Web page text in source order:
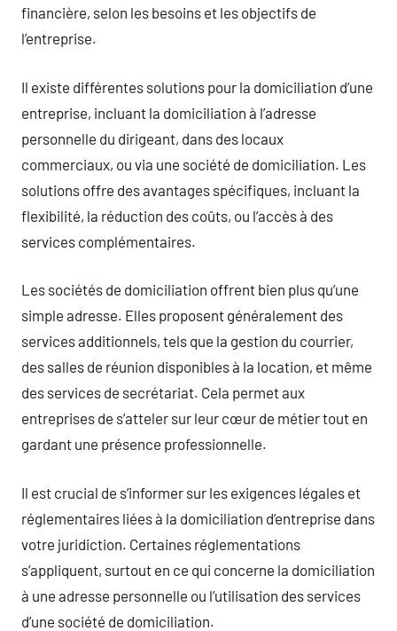
financière, selon les besoins et les objectifs de
l’entreprise.
Il existe différentes solutions pour la domiciliation d’une
entreprise, incluant la domiciliation à l’adresse
personnelle du dirigeant, dans des locaux
commerciaux, ou via une société de domiciliation. Les
solutions offre des avantages spécifiques, incluant la
flexibilité, la réduction des coûts, ou l’accès à des
services complémentaires.
Les sociétés de domiciliation offrent bien plus qu’une
simple adresse. Elles proposent généralement des
services additionnels, tels que la gestion du courrier,
des salles de réunion disponibles à la location, et même
des services de secrétariat. Cela permet aux
entreprises de s’atteler sur leur cœur de métier tout en
gardant une présence professionnelle.
Il est crucial de s’informer sur les exigences légales et
réglementaires liées à la domiciliation d’entreprise dans
votre juridiction. Certaines réglementations
s’appliquent, surtout en ce qui concerne la domiciliation
à une adresse personnelle ou l’utilisation des services
d’une société de domiciliation.